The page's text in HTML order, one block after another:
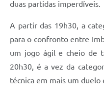
duas partidas imperdíveis.
A partir das 19h30, a
para o confronto entre
um jogo ágil e cheio de
20h30, é a vez da
técnica em mais um